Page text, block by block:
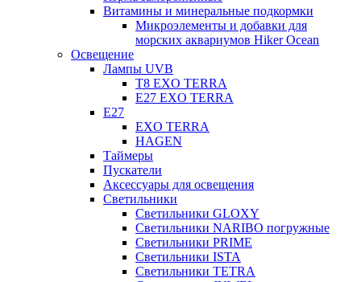
Витамины и минеральные подкормки
Микроэлементы и добавки для
морских аквариумов Hiker Ocean
Освещение
Лампы UVB
Т8 EXO TERRA
Е27 EXO TERRA
Е27
EXO TERRA
HAGEN
Таймеры
Пускатели
Аксессуары для освещения
Светильники
Светильники GLOXY
Светильники NARIBO погружные
Светильники PRIME
Светильники ISTA
Светильники TETRA